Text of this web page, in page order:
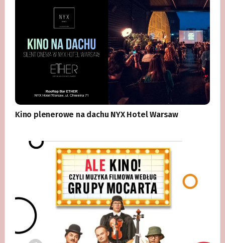
Kino plenerowe na dachu NYX Hotel Warsaw